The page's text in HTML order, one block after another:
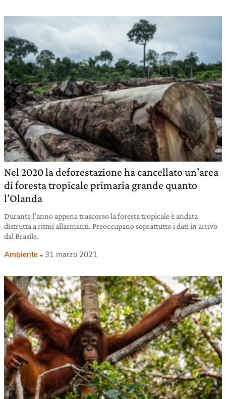
Nel 2020 la deforestazione ha cancellato un’area
di foresta tropicale primaria grande quanto
l’Olanda
Durante l’anno appena trascorso la foresta tropicale è andata
distrutta a ritmi allarmanti. Preoccupano soprattutto i dati in arrivo
dal Brasile.
Ambiente 31 marzo 2021